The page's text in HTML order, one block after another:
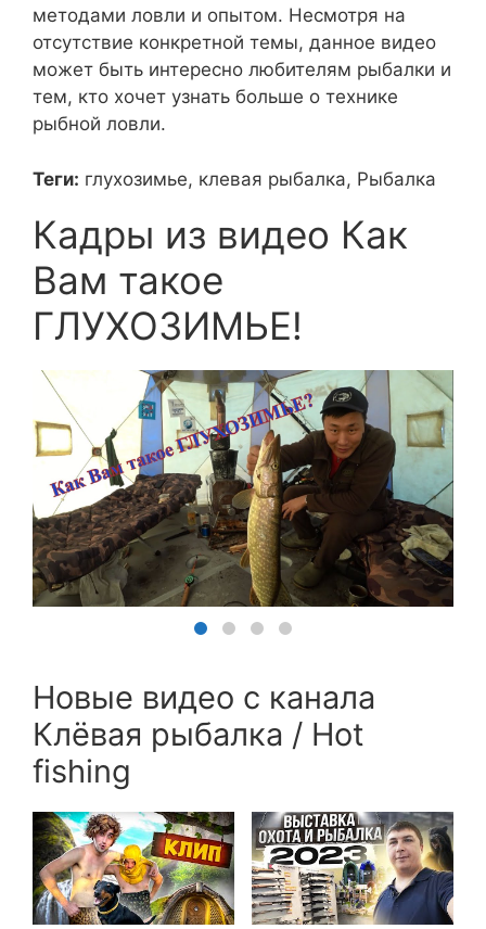
методами ловли и опытом. Несмотря на
отсутствие конкретной темы, данное видео
может быть интересно любителям рыбалки и
тем, кто хочет узнать больше о технике
рыбной ловли.
Теги: глухозимье, клевая рыбалка, Рыбалка
Кадры из видео Как
Вам такое
ГЛУХОЗИМЬЕ!
Новые видео с канала
Клёвая рыбалка / Hot
fishing